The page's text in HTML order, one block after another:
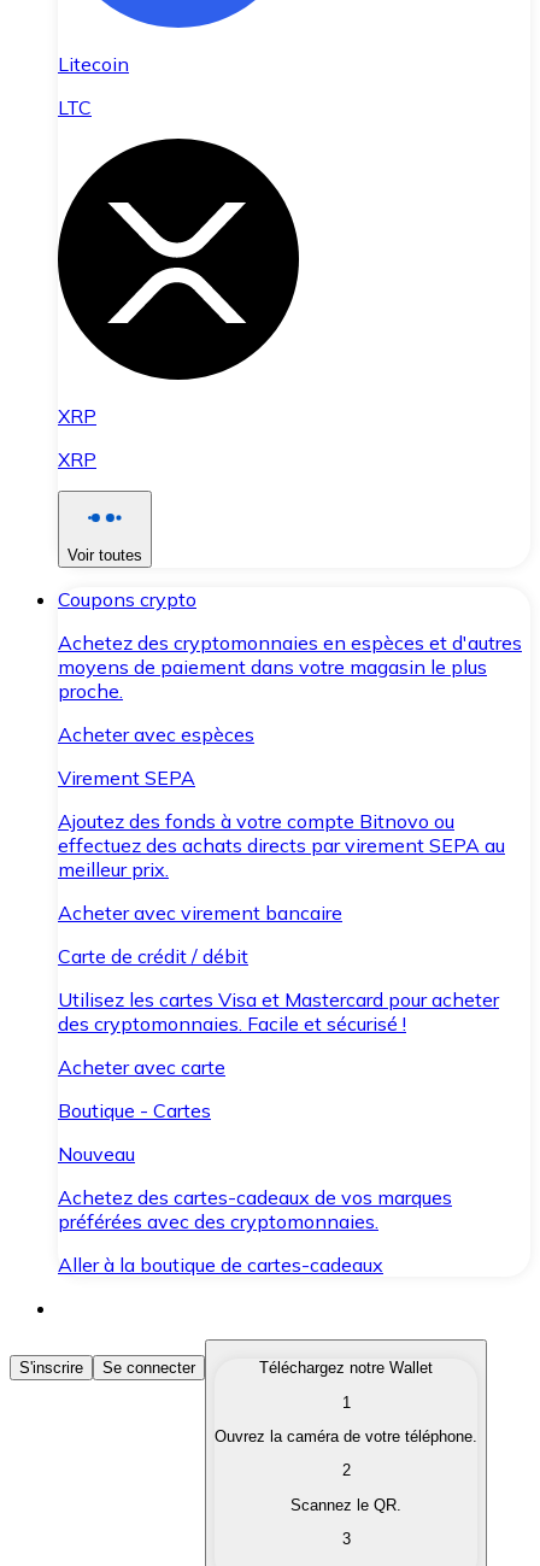
Litecoin
LTC
XRP
XRP
Voir toutes
Coupons crypto
Achetez des cryptomonnaies en espèces et d'autres
moyens de paiement dans votre magasin le plus
proche.
Acheter avec espèces
Virement SEPA
Ajoutez des fonds à votre compte Bitnovo ou
effectuez des achats directs par virement SEPA au
meilleur prix.
Acheter avec virement bancaire
Carte de crédit / débit
Utilisez les cartes Visa et Mastercard pour acheter
des cryptomonnaies. Facile et sécurisé !
Acheter avec carte
Boutique - Cartes
Nouveau
Achetez des cartes-cadeaux de vos marques
préférées avec des cryptomonnaies.
Aller à la boutique de cartes-cadeaux
Acheter des Cryptomonnaies
Achetez les cryptomonnaies qui vous intéressent
Convertissez vos cryptomonnaies en monnaie
S'inscrire Se connecter
Téléchargez notre Wallet
1
Ouvrez la caméra de votre téléphone.
2
Scannez le QR.
3